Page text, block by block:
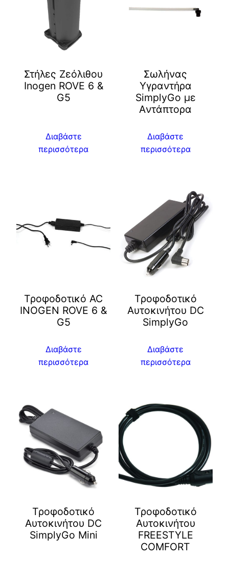
Στήλες Ζεόλιθου
Inogen ROVE 6 &
G5
Διαβάστε
περισσότερα
Σωλήνας
Υγραντήρα
SimplyGo με
Aντάπτορα
Διαβάστε
περισσότερα
Τροφοδοτικό AC
INOGEN ROVE 6 &
G5
Διαβάστε
περισσότερα
Τροφοδοτικό
Αυτοκινήτου DC
SimplyGo
Διαβάστε
περισσότερα
Τροφοδοτικό
Αυτοκινήτου DC
SimplyGo Mini
Τροφοδοτικό
Αυτοκινήτου
FREESTYLE
COMFORT